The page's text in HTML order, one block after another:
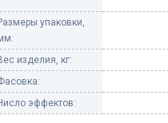
упаковки,
изделия, кг:
эффектов: